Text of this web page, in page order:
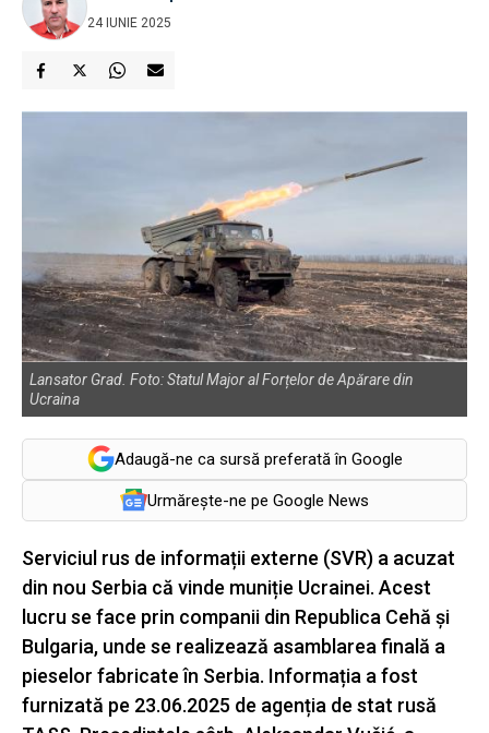
24 IUNIE 2025
Lansator Grad. Foto: Statul Major al Forțelor de Apărare din
Ucraina
Adaugă-ne ca sursă preferată în Google
Urmărește-ne pe Google News
Serviciul rus de informații externe (SVR) a acuzat
din nou Serbia că vinde muniție Ucrainei. Acest
lucru se face prin companii din Republica Cehă și
Bulgaria, unde se realizează asamblarea finală a
pieselor fabricate în Serbia. Informația a fost
furnizată pe 23.06.2025 de agenția de stat rusă